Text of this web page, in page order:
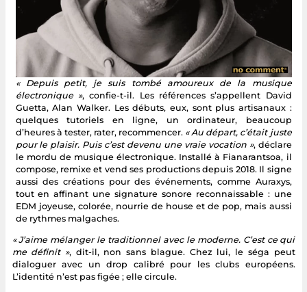
« Depuis petit, je suis tombé amoureux de la musique
électronique », confie-t-il. Les références s’appellent David
Guetta, Alan Walker. Les débuts, eux, sont plus artisanaux :
quelques tutoriels en ligne, un ordinateur, beaucoup
d’heures à tester, rater, recommencer. « Au départ, c’était juste
pour le plaisir. Puis c’est devenu une vraie vocation », déclare
le mordu de musique électronique. Installé à Fianarantsoa, il
compose, remixe et vend ses productions depuis 2018. Il signe
aussi des créations pour des événements, comme Auraxys,
tout en affinant une signature sonore reconnaissable : une
EDM joyeuse, colorée, nourrie de house et de pop, mais aussi
de rythmes malgaches.
« J’aime mélanger le traditionnel avec le moderne. C’est ce qui
me définit », dit-il, non sans blague. Chez lui, le séga peut
dialoguer avec un drop calibré pour les clubs européens.
L’identité n’est pas figée ; elle circule.